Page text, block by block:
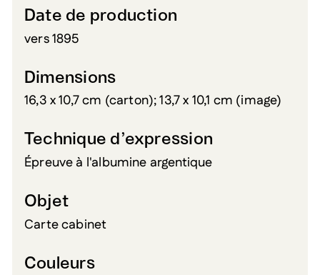
Date de production
vers 1895
Dimensions
16,3 x 10,7 cm (carton); 13,7 x 10,1 cm (image)
Technique d’expression
Épreuve à l'albumine argentique
Objet
Carte cabinet
Couleurs